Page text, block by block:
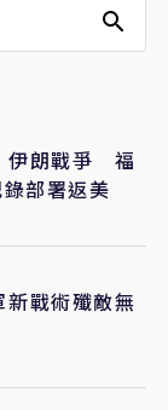
伊朗戰爭 福
部署返美
新戰術殲敵無